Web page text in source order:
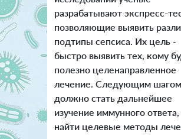
разрабатывают экспресс-
позволяющие выявить
подтипы сепсиса. Их цель -
быстро выявить тех, кому
полезно целенаправленное
лечение. Следующим шагом
должно стать дальнейшее
изучение иммунного
найти целевые методы